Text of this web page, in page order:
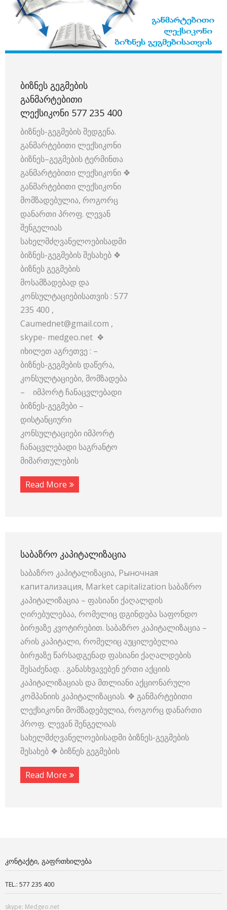
ᲑᲘᲖᲜᲔᲡ ᲒᲔᲒᲛᲔᲑᲘᲡ
ᲒᲐᲜᲛᲐᲠᲢᲔᲑᲘᲗᲘ
ᲚᲔᲥᲡᲘᲙᲝᲜᲘ 577 235 400
ბიზნეს-გეგმების შედგენა.
განმარტებითი ლექსიკონი
ბიზნეს–გეგმების ტერმინთა
განმარტებითი ლექსიკონი ❖
განმარტებითი ლექსიკონი
მომზადებულია, როგორც
დანართი პროფ. ლევან
შენგელიას
სახელმძღვანელოებისადმი
ბიზნეს-გეგმების შესახებ ❖
ბიზნეს გეგმების
მოსამზადებად და
კონსულტაციებისათვის : 577
235 400 ,
Caumednet@gmail.com ,
skype- medgeo.net ❖
იხილეთ აგრეთვე : –
ბიზნეს-გეგმების დაწერა,
კონსულტაციები, მომზადება
– იმპორტ ჩანაცვლებადი
ბიზნეს-გეგმები –
დისტანციური
კონსულტაციები იმპორტ
ჩანაცვლებადი საგრანტო
მიმართულების
Read More
ᲡᲐᲑᲐᲖᲠᲝ ᲙᲐᲞᲘᲢᲐᲚᲘᲖᲐᲪᲘᲐ
საბაზრო კაპიტალიზაცია, Рыночная
капитализация, Market capitalization საბაზრო
კაპიტალიზაცია – ფასიანი ქაღალდის
ღირებულებაა, რომელიც დგინდება საფონდო
ბირჟაზე კვოტირებით. საბაზრო კაპიტალიზაცია –
არის კაპიტალი, რომელიც აუცილებელია
ბირჟაზე წარსადგენად ფასიანი ქაღალდების
შესაძენად. . განასხვავებენ ერთი აქციის
კაპიტალიზაციას და მთლიანი აქციონარული
კომპანიის კაპიტალიზაციას. ❖ განმარტებითი
ლექსიკონი მომზადებულია, როგორც დანართი
პროფ. ლევან შენგელიას
სახელმძღვანელოებისადმი ბიზნეს-გეგმების
შესახებ ❖ ბიზნეს გეგმების
Read More
ᲙᲝᲜᲢᲐᲥᲢᲘ, ᲒᲐᲤᲠᲗᲮᲘᲚᲔᲑᲐ
TEL.: 577 235 400
skype: Medgeo.net